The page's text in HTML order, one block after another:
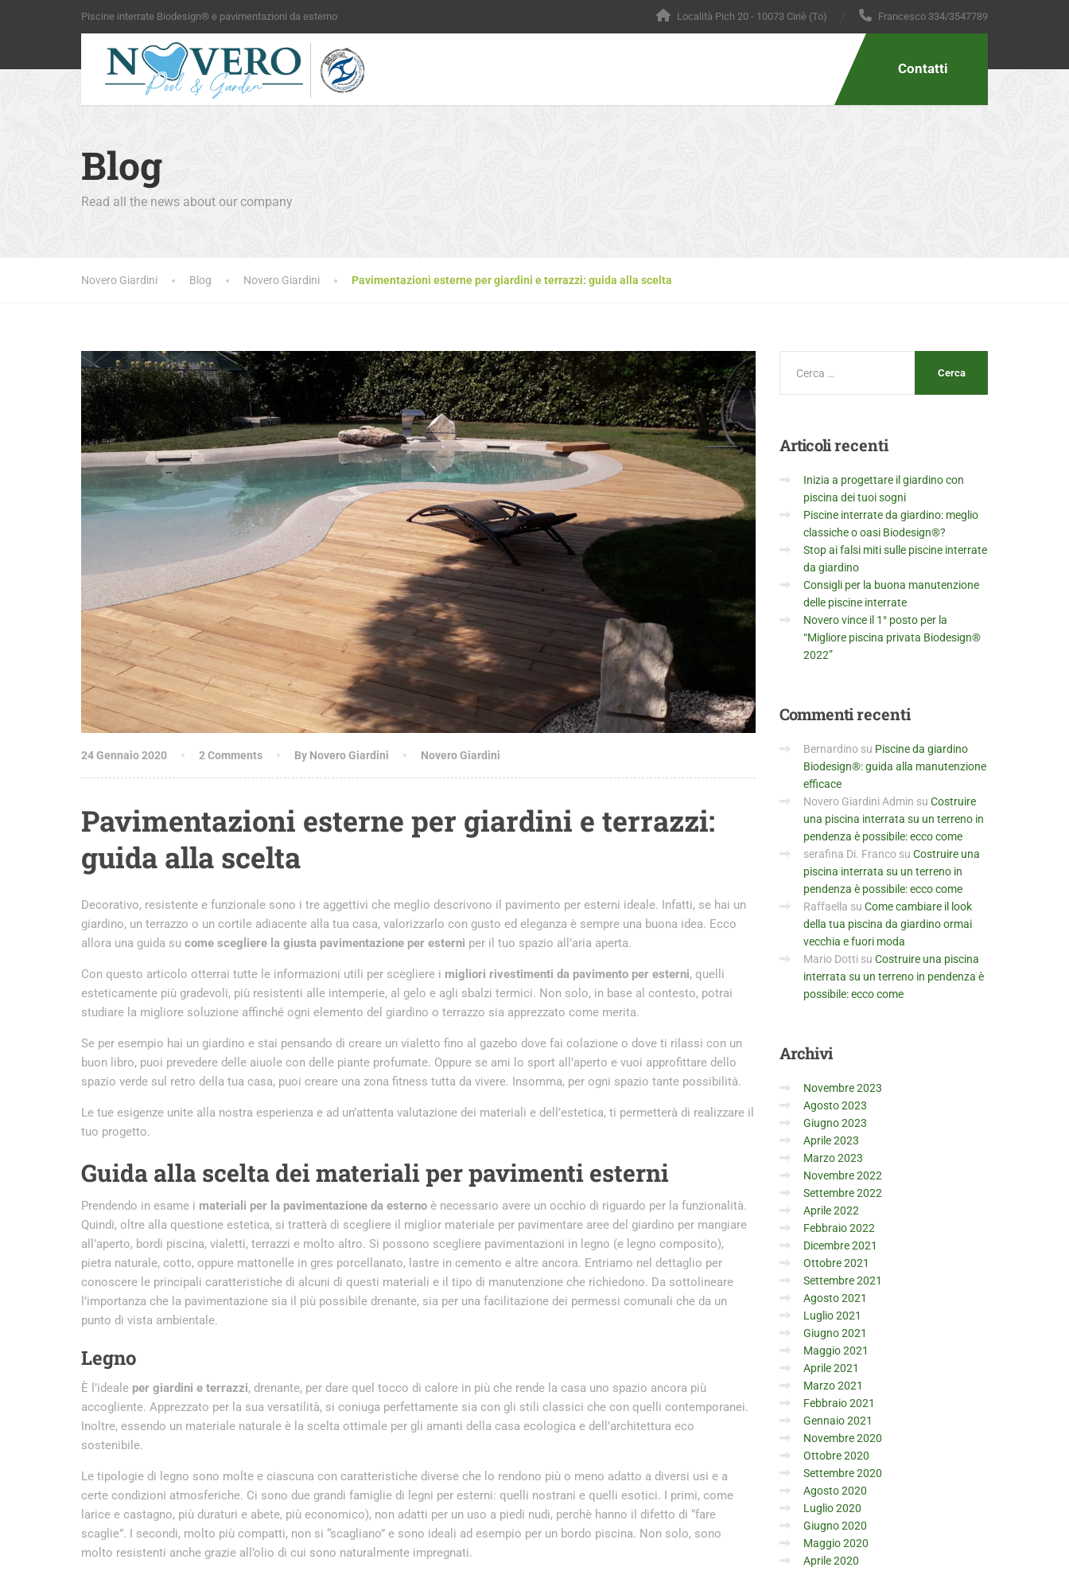
Piscine interrate Biodesign® e pavimentazioni da esterno Località Pich 20 - 10073 Ciriè (To) Francesco 334/3547789
Contatti
Blog
Read all the news about our company
Novero Giardini Blog Novero Giardini Pavimentazioni esterne per giardini e terrazzi: guida alla scelta
24 Gennaio 2020 2 Comments By Novero Giardini Novero Giardini
Pavimentazioni esterne per giardini e terrazzi:
guida alla scelta
Decorativo, resistente e funzionale sono i tre aggettivi che meglio descrivono il pavimento per esterni ideale. Infatti, se hai un
giardino, un terrazzo o un cortile adiacente alla tua casa, valorizzarlo con gusto ed eleganza è sempre una buona idea. Ecco
allora una guida su come scegliere la giusta pavimentazione per esterni per il tuo spazio all’aria aperta.
Con questo articolo otterrai tutte le informazioni utili per scegliere i migliori rivestimenti da pavimento per esterni, quelli
esteticamente più gradevoli, più resistenti alle intemperie, al gelo e agli sbalzi termici. Non solo, in base al contesto, potrai
studiare la migliore soluzione affinché ogni elemento del giardino o terrazzo sia apprezzato come merita.
Se per esempio hai un giardino e stai pensando di creare un vialetto fino al gazebo dove fai colazione o dove ti rilassi con un
buon libro, puoi prevedere delle aiuole con delle piante profumate. Oppure se ami lo sport all’aperto e vuoi approfittare dello
spazio verde sul retro della tua casa, puoi creare una zona fitness tutta da vivere. Insomma, per ogni spazio tante possibilità.
Le tue esigenze unite alla nostra esperienza e ad un’attenta valutazione dei materiali e dell’estetica, ti permetterà di realizzare il
tuo progetto.
Guida alla scelta dei materiali per pavimenti esterni
Prendendo in esame i materiali per la pavimentazione da esterno è necessario avere un occhio di riguardo per la funzionalità.
Quindi, oltre alla questione estetica, si tratterà di scegliere il miglior materiale per pavimentare aree del giardino per mangiare
all’aperto, bordi piscina, vialetti, terrazzi e molto altro. Si possono scegliere pavimentazioni in legno (e legno composito),
pietra naturale, cotto, oppure mattonelle in gres porcellanato, lastre in cemento e altre ancora. Entriamo nel dettaglio per
conoscere le principali caratteristiche di alcuni di questi materiali e il tipo di manutenzione che richiedono. Da sottolineare
l’importanza che la pavimentazione sia il più possibile drenante, sia per una facilitazione dei permessi comunali che da un
punto di vista ambientale.
Legno
È l’ideale per giardini e terrazzi, drenante, per dare quel tocco di calore in più che rende la casa uno spazio ancora più
accogliente. Apprezzato per la sua versatilità, si coniuga perfettamente sia con gli stili classici che con quelli contemporanei.
Inoltre, essendo un materiale naturale è la scelta ottimale per gli amanti della casa ecologica e dell’architettura eco
sostenibile.
Le tipologie di legno sono molte e ciascuna con caratteristiche diverse che lo rendono più o meno adatto a diversi usi e a
certe condizioni atmosferiche. Ci sono due grandi famiglie di legni per esterni: quelli nostrani e quelli esotici. I primi, come
larice e castagno, più duraturi e abete, più economico), non adatti per un uso a piedi nudi, perchè hanno il difetto di “fare
scaglie”. I secondi, molto più compatti, non si “scagliano” e sono ideali ad esempio per un bordo piscina. Non solo, sono
molto resistenti anche grazie all’olio di cui sono naturalmente impregnati.
Articolirecenti
Inizia a progettare il giardino con
piscina dei tuoi sogni
Piscine interrate da giardino: meglio
classiche o oasi Biodesign®?
Stop ai falsi miti sulle piscine interrate
da giardino
Consigli per la buona manutenzione
delle piscine interrate
Novero vince il 1° posto per la
“Migliore piscina privata Biodesign®
2022”
Commentirecenti
Bernardinosu Piscine da giardino
Biodesign®: guida alla manutenzione
efficace
Novero Giardini Admin su Costruire
una piscina interrata su un terreno in
pendenza è possibile: ecco come
serafina Di. Francosu Costruire una
piscina interrata su un terreno in
pendenza è possibile: ecco come
Raffaella su Come cambiare il look
della tua piscina da giardino ormai
vecchia e fuori moda
Mario Dottisu Costruire una piscina
interrata su un terreno in pendenza è
possibile: ecco come
Archivi
Novembre 2023
Agosto 2023
Giugno 2023
Aprile 2023
Marzo 2023
Novembre 2022
Settembre 2022
Aprile 2022
Febbraio 2022
Dicembre 2021
Ottobre 2021
Settembre 2021
Agosto 2021
Luglio 2021
Giugno 2021
Maggio 2021
Aprile 2021
Marzo 2021
Febbraio 2021
Gennaio 2021
Novembre 2020
Ottobre 2020
Settembre 2020
Agosto 2020
Luglio 2020
Giugno 2020
Maggio 2020
Aprile 2020